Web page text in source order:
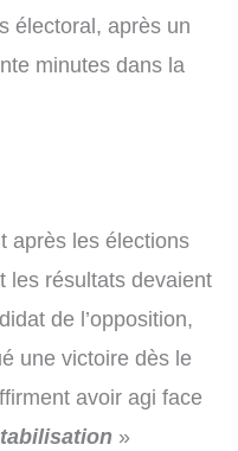
électoral, après un
minutes dans la
après les élections
les résultats devaient
de l’opposition,
une victoire dès le
avoir agi face
»